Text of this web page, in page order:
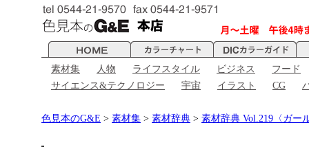
素材集 人物 ライフスタイル ビジネス
フード
サイエンス&テクノロジー
宇宙 イラスト CG
色見本のG&E > 素材集 > 素材辞典 > 素材辞典 Vol.219〈ガー